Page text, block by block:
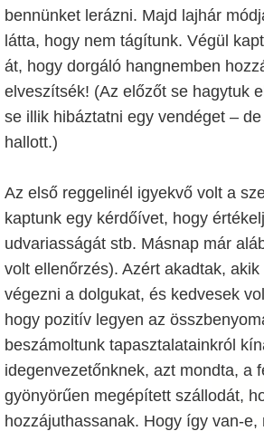
bennünket lerázni. Majd lajhár
látta, hogy nem tágítunk. Végül
át, hogy dorgáló hangnemben
elveszítsék! (Az előzőt se hagytuk
se illik hibáztatni egy vendéget –
hallott.)
Az első reggelinél igyekvő volt a
kaptunk egy kérdőívet, hogy
udvariasságát stb. Másnap már
volt ellenőrzés). Azért akadtak,
végezni a dolgukat, és kedvesek
hogy pozitív legyen az
beszámoltunk tapasztalatainkról
idegenvezetőnknek, azt mondta, a
gyönyörűen megépített szállodát,
hozzájuthassanak. Hogy így van-